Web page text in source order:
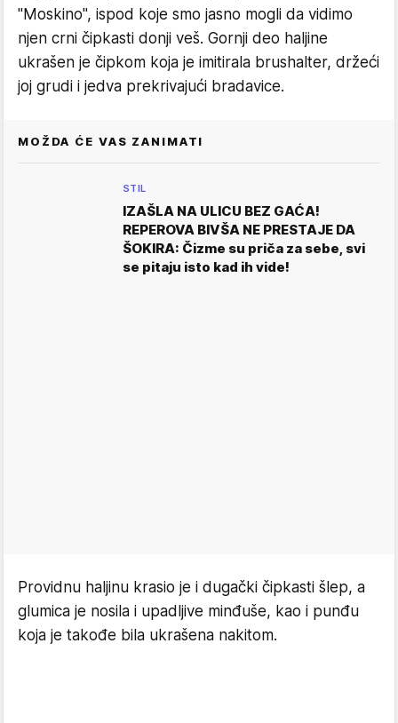
"Moskino", ispod koje smo jasno mogli da vidimo
njen crni čipkasti donji veš. Gornji deo haljine
ukrašen je čipkom koja je imitirala brushalter, držeći
joj grudi i jedva prekrivajući bradavice.
MOŽDA ĆE VAS ZANIMATI
STIL
IZAŠLA NA ULICU BEZ GAĆA!
REPEROVA BIVŠA NE PRESTAJE DA
ŠOKIRA: Čizme su priča za sebe, svi
se pitaju isto kad ih vide!
Providnu haljinu krasio je i dugački čipkasti šlep, a
glumica je nosila i upadljive minđuše, kao i punđu
koja je takođe bila ukrašena nakitom.